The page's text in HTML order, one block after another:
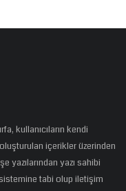
kullanıcıların kendi
içerikler üzerinden
yazılarından yazı sahibi
tabi olup iletişim